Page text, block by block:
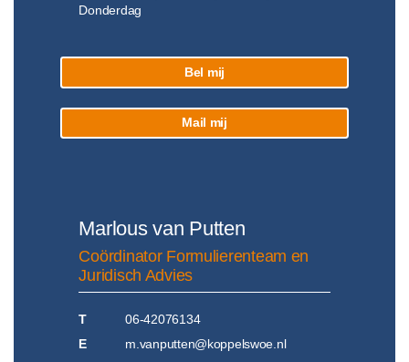
Donderdag
Bel mij
Mail mij
Marlous van Putten
Coördinator Formulierenteam en
Juridisch Advies
T
06-42076134
E
m.vanputten@koppelswoe.nl